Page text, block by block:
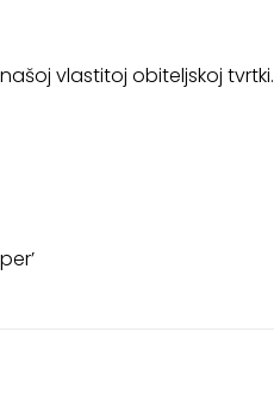
vlastitoj obiteljskoj tvrtki.